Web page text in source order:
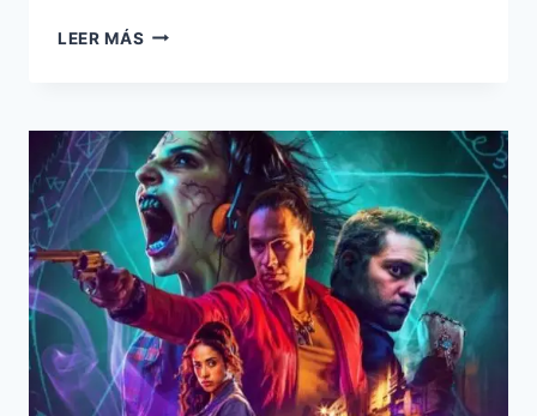
LEER MÁS BLACK
DE
SU
QUINTA
TEMPORADA